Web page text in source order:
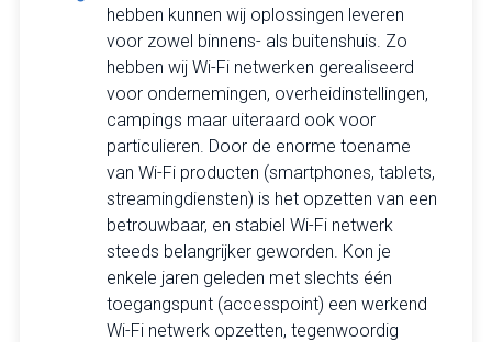
hebben kunnen wij oplossingen leveren
voor zowel binnens- als buitenshuis. Zo
hebben wij Wi-Fi netwerken gerealiseerd
voor ondernemingen, overheidinstellingen,
campings maar uiteraard ook voor
particulieren. Door de enorme toename
van Wi-Fi producten (smartphones, tablets,
streamingdiensten) is het opzetten van een
betrouwbaar, en stabiel Wi-Fi netwerk
steeds belangrijker geworden. Kon je
enkele jaren geleden met slechts één
toegangspunt (accesspoint) een werkend
Wi-Fi netwerk opzetten, tegenwoordig